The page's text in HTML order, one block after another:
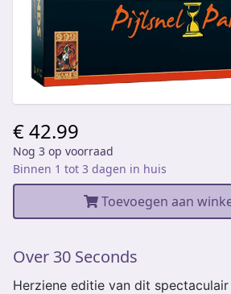
€ 42.99
Nog 3 op voorraad
Binnen 1 tot 3 dagen in huis
Toevoegen aan
Over 30 Seconds
Herziene editie van dit